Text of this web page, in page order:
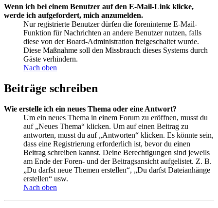
Wenn ich bei einem Benutzer auf den E-Mail-Link klicke,
werde ich aufgefordert, mich anzumelden.
Nur registrierte Benutzer dürfen die foreninterne E-Mail-
Funktion für Nachrichten an andere Benutzer nutzen, falls
diese von der Board-Administration freigeschaltet wurde.
Diese Maßnahme soll den Missbrauch dieses Systems durch
Gäste verhindern.
Nach oben
Beiträge schreiben
Wie erstelle ich ein neues Thema oder eine Antwort?
Um ein neues Thema in einem Forum zu eröffnen, musst du
auf „Neues Thema“ klicken. Um auf einen Beitrag zu
antworten, musst du auf „Antworten“ klicken. Es könnte sein,
dass eine Registrierung erforderlich ist, bevor du einen
Beitrag schreiben kannst. Deine Berechtigungen sind jeweils
am Ende der Foren- und der Beitragsansicht aufgelistet. Z. B.
„Du darfst neue Themen erstellen“, „Du darfst Dateianhänge
erstellen“ usw.
Nach oben